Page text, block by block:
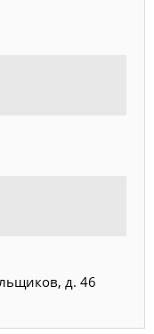
д. 46